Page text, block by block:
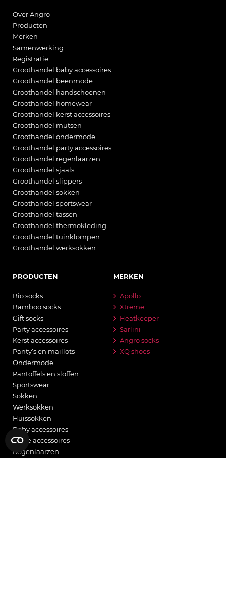
Over Angro
Producten
Merken
Samenwerking
Registratie
Groothandel baby accessoires
Groothandel beenmode
Groothandel handschoenen
Groothandel homewear
Groothandel kerst accessoires
Groothandel mutsen
Groothandel ondermode
Groothandel party accessoires
Groothandel regenlaarzen
Groothandel sjaals
Groothandel slippers
Groothandel sokken
Groothandel sportswear
Groothandel tassen
Groothandel thermokleding
Groothandel tuinklompen
Groothandel werksokken
PRODUCTEN
Bio socks
Bamboo socks
Gift socks
Party accessoires
Kerst accessoires
Panty’s en maillots
Ondermode
Pantoffels en sloffen
Sportswear
Sokken
Werksokken
Huissokken
Baby accessoires
Mode accessoires
Regenlaarzen
MERKEN
Apollo
Xtreme
Heatkeeper
Sarlini
Angro socks
XQ shoes